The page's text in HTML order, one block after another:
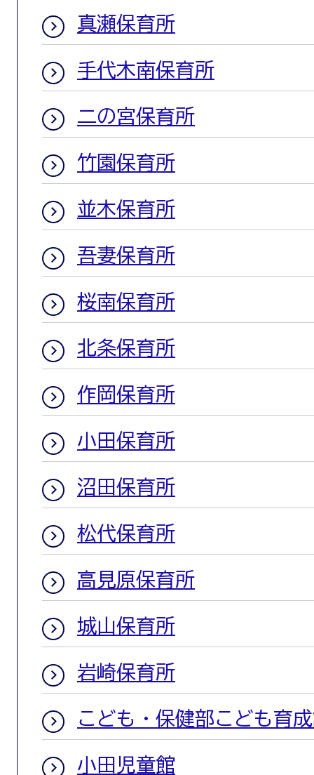
真瀬保育所
手代木南保育所
二の宮保育所
竹園保育所
並木保育所
吾妻保育所
桜南保育所
北条保育所
作岡保育所
小田保育所
沼田保育所
松代保育所
高見原保育所
城山保育所
岩崎保育所
こども・保健部こども育
小田児童館